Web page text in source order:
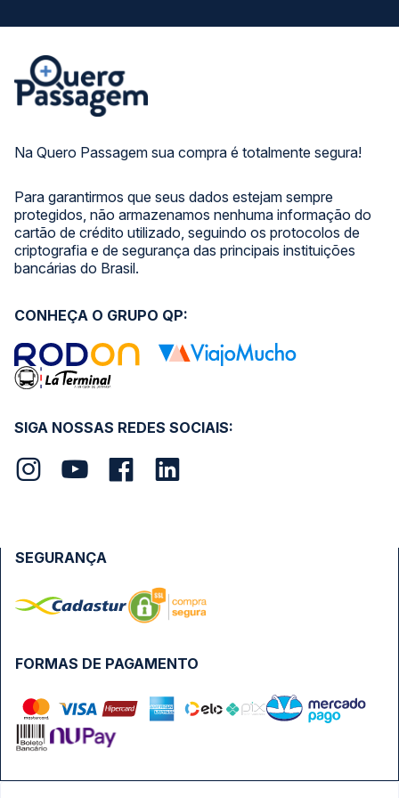
Na Quero Passagem sua compra é totalmente segura!
Para garantirmos que seus dados estejam sempre
protegidos, não armazenamos nenhuma informação do
cartão de crédito utilizado, seguindo os protocolos de
criptografia e de segurança das principais instituições
bancárias do Brasil.
SIGA NOSSAS REDES SOCIAIS:
CONHEÇA O GRUPO QP:
FORMAS DE PAGAMENTO
SEGURANÇA